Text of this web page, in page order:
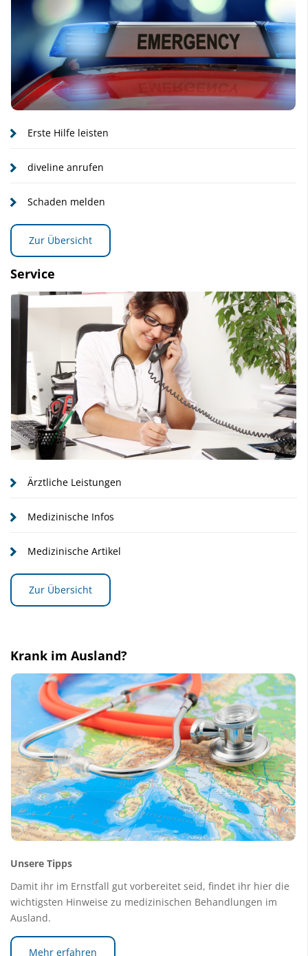
Erste Hilfe leisten
diveline anrufen
Schaden melden
Zur Übersicht
Service
Ärztliche Leistungen
Medizinische Infos
Medizinische Artikel
Zur Übersicht
Krank im Ausland?
Unsere Tipps
Damit ihr im Ernstfall gut vorbereitet seid, findet ihr hier die
wichtigsten Hinweise zu medizinischen Behandlungen im
Ausland.
Mehr erfahren